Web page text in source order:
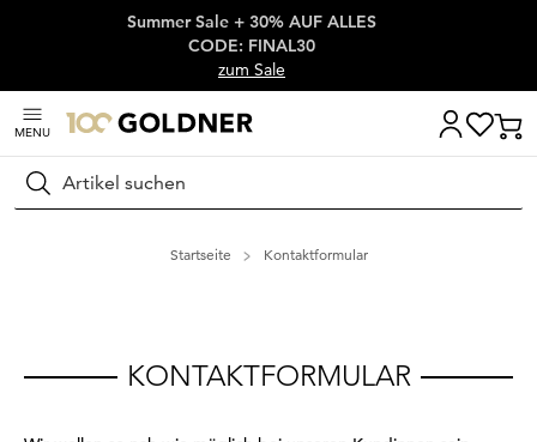
Überspringe Navigation, direkt zum Content
Summer Sale + 30% AUF ALLES
CODE: FINAL30
zum Sale
MENU
Suchen
Startseite Kontaktformular
KONTAKTFORMULAR